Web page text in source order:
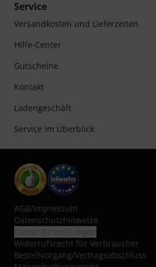
Service
Versandkosten und Lieferzeiten
Hilfe-Center
Gutscheine
Kontakt
Ladengeschäft
Service im Überblick
AGB/Impressum
Datenschutzhinweise
Widerrufsrecht für Verbraucher
Bestellvorgang/Vertragsabschluss